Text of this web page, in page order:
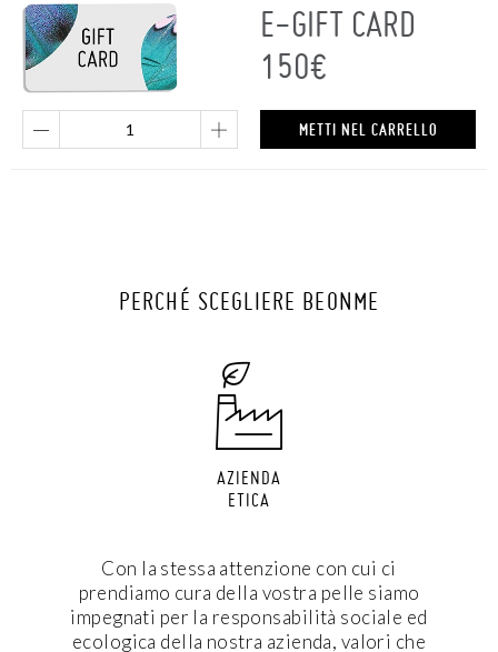
E-GIFT CARD
150€
METTI NEL CARRELLO
PERCHÉ SCEGLIERE BEONME
AZIENDA
ETICA
Con la stessa attenzione con cui ci
prendiamo cura della vostra pelle siamo
impegnati per la responsabilità sociale ed
ecologica della nostra azienda, valori che